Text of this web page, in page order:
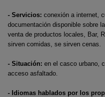
- Servicios: conexión a internet,
documentación disponible sobre
venta de productos locales, Bar,
sirven comidas, se sirven cenas.
- Situación: en el casco urbano,
acceso asfaltado.
- Idiomas hablados por los